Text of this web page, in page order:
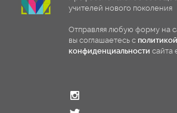
учителей нового поколения
Отправляя любую форму на
вы соглашаетесь с политикой
конфиденциальности сайта